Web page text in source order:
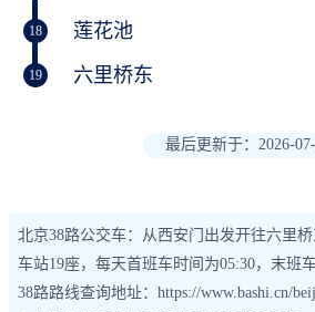
18 莲花池
19 六里桥东
最后更新于：2026-
北京38路公交车：从西安门出发开往六里
车站19座，每天首班车时间为05:30，末班车
38路路线查询地址：https://www.bashi.cn/